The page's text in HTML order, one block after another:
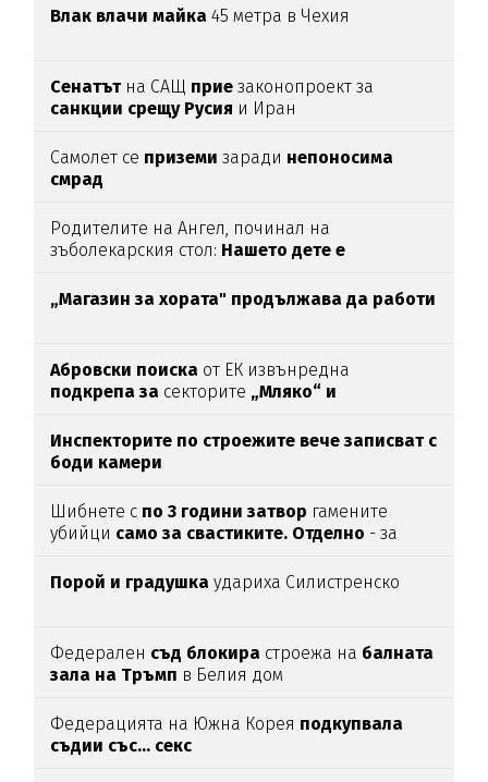
Влак влачи майка 45 метра в Чехия
Сенатътна САЩ прие законопроект за
санкции срещу Русия и Иран
Самолет се приземи заради непоносима
смрад
Родителите на Ангел, починал на
зъболекарския стол: Нашето дете е
антидотътнаупойката
„Магазин за хората" продължава да работи
Абровски поиска от ЕК извънредна
подкрепа за секторите „Мляко“ и
Инспекторите по строежите вече записват с
боди камери
Шибнете с по 3 години затвор гамените
убийци само за свастиките. Отделно - за
Порой и градушка удариха Силистренско
Федерален съд блокира строежа на балната
зала на Тръмп в Белия дом
Федерацията на Южна Корея подкупвала
съдии със... секс